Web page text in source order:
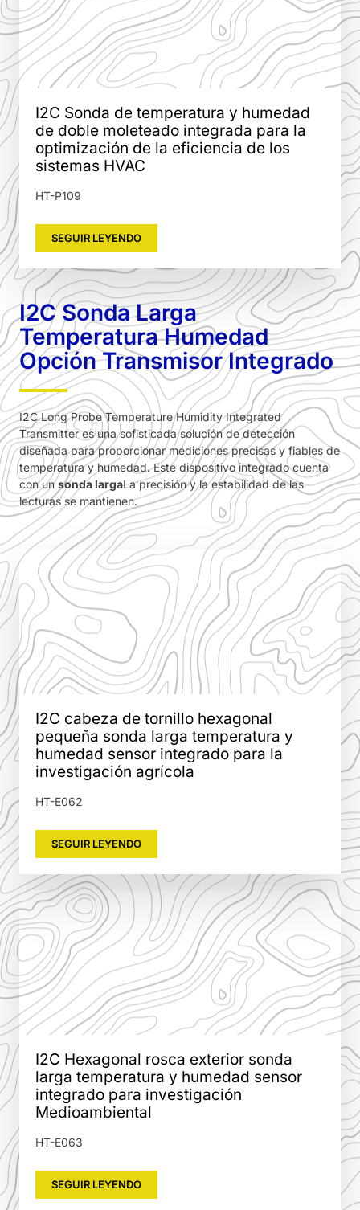
I2C Sonda de temperatura y humedad
de doble moleteado integrada para la
optimización de la eficiencia de los
sistemas HVAC
HT-P109
SEGUIR LEYENDO
I2C Sonda Larga
Temperatura Humedad
Opción Transmisor Integrado
I2C Long Probe Temperature Humidity Integrated
Transmitter es una sofisticada solución de detección
diseñada para proporcionar mediciones precisas y fiables de
temperatura y humedad. Este dispositivo integrado cuenta
con unsonda largaLa precisión y la estabilidad de las
lecturas se mantienen.
I2C cabeza de tornillo hexagonal
pequeña sonda larga temperatura y
humedad sensor integrado para la
investigación agrícola
HT-E062
SEGUIR LEYENDO
I2C Hexagonal rosca exterior sonda
larga temperatura y humedad sensor
integrado para investigación
Medioambiental
HT-E063
SEGUIR LEYENDO